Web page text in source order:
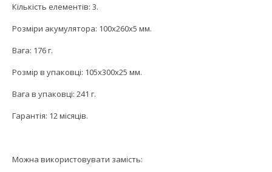
Кількість елементів: 3.
Розміри акумулятора: 100x260x5 мм.
Вага: 176 г.
Розмір в упаковці: 105x300x25 мм.
Вага в упаковці: 241 г.
Гарантія: 12 місяців.
Можна використовувати замість: